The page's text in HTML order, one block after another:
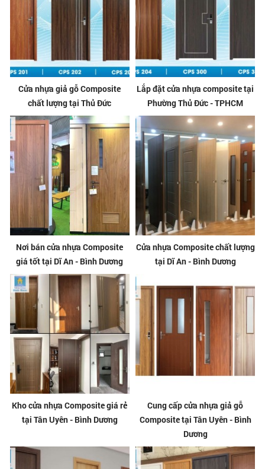
Cửa nhựa giả gỗ Composite
chất lượng tại Thủ Đức
Lắp đặt cửa nhựa composite tại
Phường Thủ Đức - TPHCM
Nơi bán cửa nhựa Composite
giá tốt tại Dĩ An - Bình Dương
Cửa nhựa Composite chất lượng
tại Dĩ An - Bình Dương
Kho cửa nhựa Composite giá rẻ
tại Tân Uyên - Bình Dương
Cung cấp cửa nhựa giả gỗ
Composite tại Tân Uyên - Bình
Dương